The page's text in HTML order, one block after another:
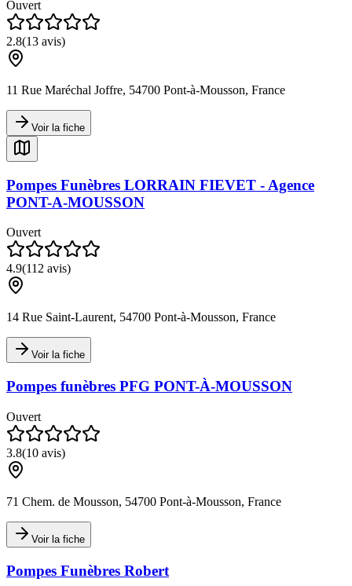
Ouvert
2.8(13 avis)
11 Rue Maréchal Joffre, 54700 Pont-à-Mousson, France
Voir la fiche
Pompes Funèbres LORRAIN FIEVET - Agence
PONT-A-MOUSSON
Ouvert
4.9(112 avis)
14 Rue Saint-Laurent, 54700 Pont-à-Mousson, France
Voir la fiche
Pompes funèbres PFG PONT-À-MOUSSON
Ouvert
3.8(10 avis)
71 Chem. de Mousson, 54700 Pont-à-Mousson, France
Voir la fiche
Pompes Funèbres Robert